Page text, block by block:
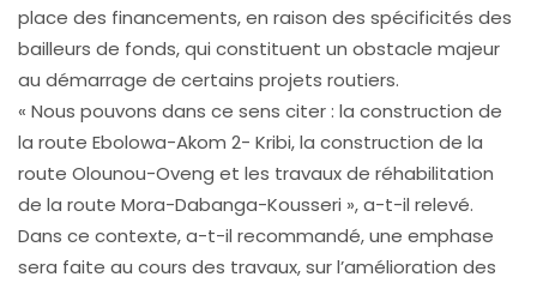
place des financements, en raison des spécificités des
bailleurs de fonds, qui constituent un obstacle majeur
au démarrage de certains projets routiers.
« Nous pouvons dans ce sens citer : la construction de
la route Ebolowa-Akom 2- Kribi, la construction de la
route Olounou-Oveng et les travaux de réhabilitation
de la route Mora-Dabanga-Kousseri », a-t-il relevé.
Dans ce contexte, a-t-il recommandé, une emphase
sera faite au cours des travaux, sur l’amélioration des